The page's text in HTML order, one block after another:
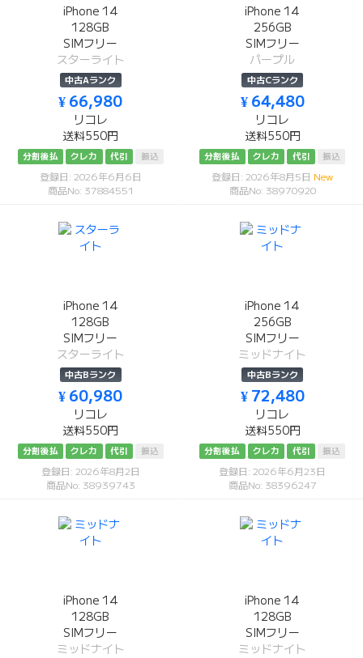
iPhone 14
128GB
SIMフリー
スターライト
中古Aランク
¥ 66,980
リコレ
送料550円
分割後払 クレカ 代引 振込
登録日: 2026年6月6日
商品No: 37884551
iPhone 14
256GB
SIMフリー
パープル
中古Cランク
¥ 64,480
リコレ
送料550円
分割後払 クレカ 代引 振込
登録日: 2026年8月5日 New
商品No: 38970920
iPhone 14
128GB
SIMフリー
スターライト
中古Bランク
¥ 60,980
リコレ
送料550円
分割後払 クレカ 代引 振込
登録日: 2026年8月2日
商品No: 38939743
iPhone 14
256GB
SIMフリー
ミッドナイト
中古Bランク
¥ 72,480
リコレ
送料550円
分割後払 クレカ 代引 振込
登録日: 2026年6月23日
商品No: 38396247
iPhone 14
128GB
SIMフリー
ミッドナイト
iPhone 14
128GB
SIMフリー
ミッドナイト